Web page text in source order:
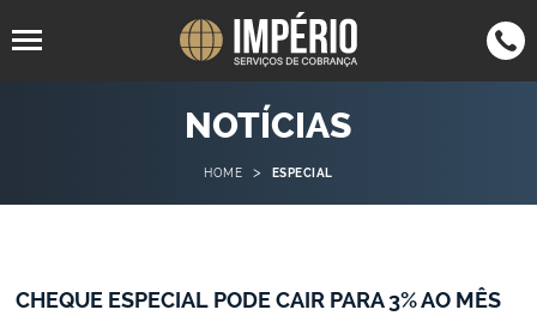
94805-
SP (11)
BH (31)2942-1089
NOTÍCIAS
HOME > ESPECIAL
CHEQUE ESPECIAL PODE CAIR PARA 3% AO MÊS